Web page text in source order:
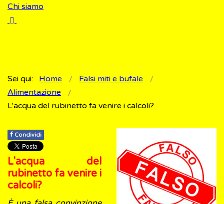
Chi siamo
Sei qui: Home
Falsi miti e bufale
Alimentazione
L'acqua del rubinetto fa venire i calcoli?
f Condividi
L'acqua del
rubinetto fa venire i
calcoli?